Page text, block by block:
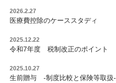
2026.2.27
医療費控除のケーススタディ
2025.12.22
令和7年度 税制改正のポイント
2025.10.27
生前贈与 -制度比較と保険等取扱-